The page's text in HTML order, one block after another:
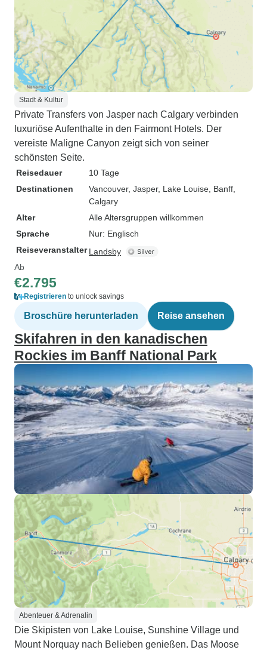
Stadt & Kultur
Private Transfers von Jasper nach Calgary verbinden
luxuriöse Aufenthalte in den Fairmont Hotels. Der
vereiste Maligne Canyon zeigt sich von seiner
schönsten Seite.
Reisedauer
10 Tage
Destinationen
Vancouver, Jasper, Lake Louise , Banff
Calgary
Alter
Alle Altersgruppen willkommen
Sprache
Nur: Englisch
Reiseveranstalter Landsby
Ab
€2.795
Registrieren to unlock savings
Broschüre herunterladen Reise ansehen
Skifahren in den kanadischen
Rockies im Banff National Park
Abenteuer & Adrenalin
Die Skipisten von Lake Louise, Sunshine Village und
Mount Norquay nach Belieben genießen. Das Moose